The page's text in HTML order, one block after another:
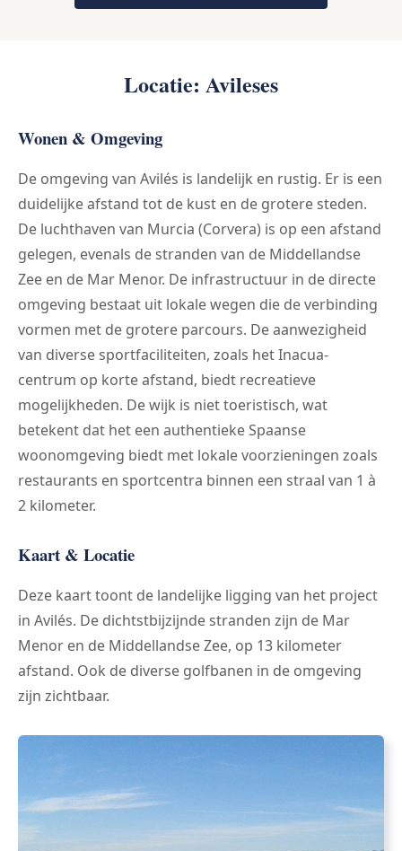
Locatie: Avileses
Wonen & Omgeving
De omgeving van Avilés is landelijk en rustig. Er is een
duidelijke afstand tot de kust en de grotere steden.
De luchthaven van Murcia (Corvera) is op een afstand
gelegen, evenals de stranden van de Middellandse
Zee en de Mar Menor. De infrastructuur in de directe
omgeving bestaat uit lokale wegen die de verbinding
vormen met de grotere parcours. De aanwezigheid
van diverse sportfaciliteiten, zoals het Inacua-
centrum op korte afstand, biedt recreatieve
mogelijkheden. De wijk is niet toeristisch, wat
betekent dat het een authentieke Spaanse
woonomgeving biedt met lokale voorzieningen zoals
restaurants en sportcentra binnen een straal van 1 à
2 kilometer.
Kaart & Locatie
Deze kaart toont de landelijke ligging van het project
in Avilés. De dichtstbijzijnde stranden zijn de Mar
Menor en de Middellandse Zee, op 13 kilometer
afstand. Ook de diverse golfbanen in de omgeving
zijn zichtbaar.